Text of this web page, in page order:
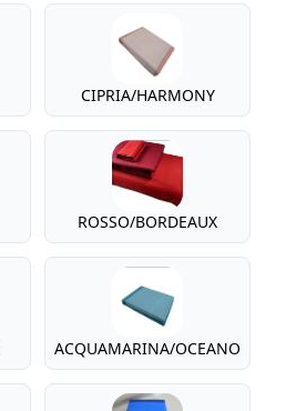
CIPRIA/HARMONY
ROSSO/BORDEAUX
ACQUAMARINA/OCEANO